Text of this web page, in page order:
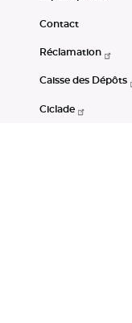
Contact
Réclamation
Caisse des Dépôts
Ciclade